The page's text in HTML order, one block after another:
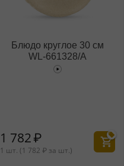
Блюдо круглое 30 см
WL‑661328/A
1 782₽
1 шт. (1 782 ₽ за шт.)